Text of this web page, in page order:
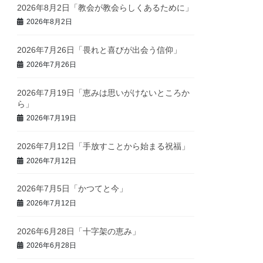
2026年8月2日「教会が教会らしくあるために」
2026年8月2日
2026年7月26日「畏れと喜びが出会う信仰」
2026年7月26日
2026年7月19日「恵みは思いがけないところか
ら」
2026年7月19日
2026年7月12日「手放すことから始まる祝福」
2026年7月12日
2026年7月5日「かつてと今」
2026年7月12日
2026年6月28日「十字架の恵み」
2026年6月28日